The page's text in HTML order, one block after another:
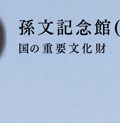
孫文記念館
​国の重要文化財